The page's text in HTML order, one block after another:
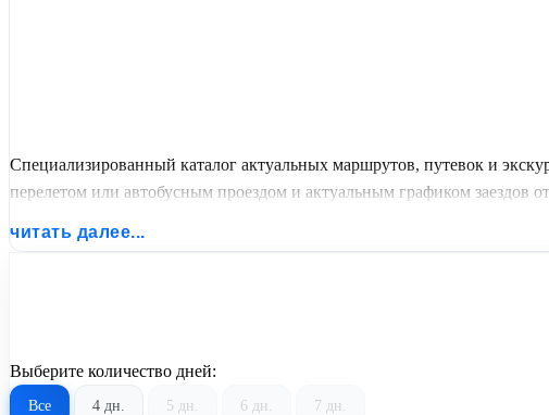
Специализированный каталог актуальных маршрутов, путевок и
перелетом или автобусным проездом и актуальным графиком заездов
читать далее...
Выберите количество дней:
Все 4 дн. 5 дн. 6 дн. 7 дн.